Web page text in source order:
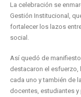
La celebración se
Gestión Institucional,
fortalecer los lazos
social.
Así quedó de
destacaron el
cada uno y también de
docentes, estudiantes